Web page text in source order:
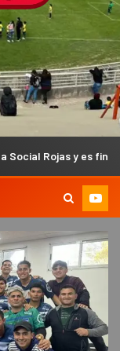
es finalista del Anual